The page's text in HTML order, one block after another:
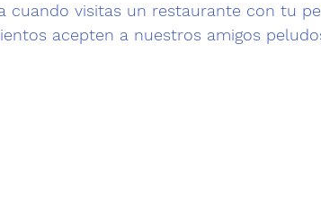
cuando visitas un restaurante con tu
acepten a nuestros amigos